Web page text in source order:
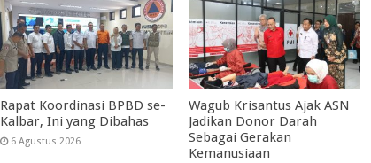
Rapat Koordinasi BPBD se-
Kalbar, Ini yang Dibahas
6 Agustus 2026
Wagub Krisantus Ajak ASN
Jadikan Donor Darah
Sebagai Gerakan
Kemanusiaan